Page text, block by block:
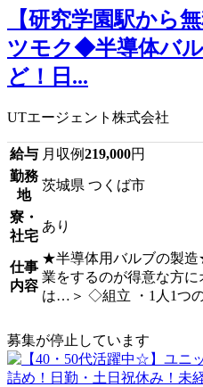
【研究学園駅から
ツモク◆半導体バ
ど！日...
UTエージェント株式会社
給与 月収例219,000円
勤務
地
茨城県 つくば市
寮・
社宅
あり
仕事
内容
★半導体用バルブの製
業をするのが得意な方
は…＞ ◇組立 ・1人1つ
募集が停止しています